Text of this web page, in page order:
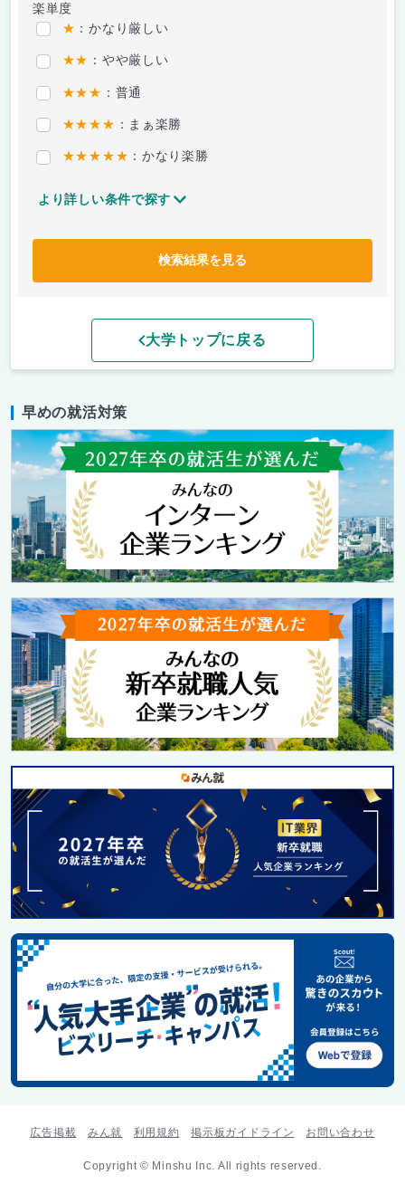
楽単度
★ ：かなり厳しい
★★ ：やや厳しい
★★★ ：普通
★★★★ ：まぁ楽勝
★★★★★ ：かなり楽勝
より詳しい条件で探す
検索結果を見る
大学トップに戻る
早めの就活対策
広告掲載 みん就 利用規約 掲示板ガイドライン お問い合わせ
Copyright © Minshu Inc. All rights reserved.